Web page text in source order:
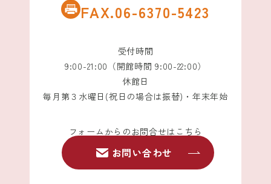
FAX.06-6370-5423
受付時間
9:00-21:00（開館時間 9:00-22:00）
休館日
毎月第３水曜日(祝日の場合は振替)・年末年始
フォームからのお問合せはこちら
お問い合わせ